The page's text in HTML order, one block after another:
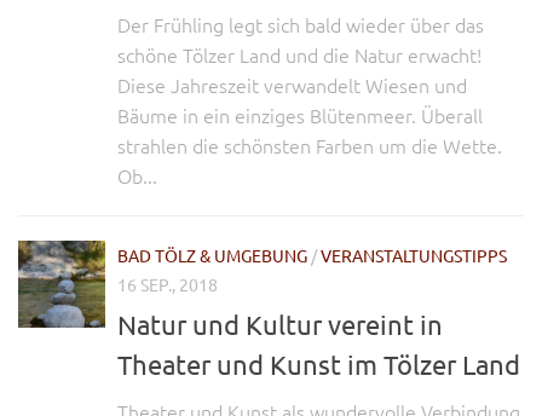
Der Frühling legt sich bald wieder über das
schöne Tölzer Land und die Natur erwacht!
Diese Jahreszeit verwandelt Wiesen und
Bäume in ein einziges Blütenmeer. Überall
strahlen die schönsten Farben um die Wette.
Ob...
BAD TÖLZ & UMGEBUNG /VERANSTALTUNGSTIPPS
16 SEP., 2018
Natur und Kultur vereint in
Theater und Kunst im Tölzer Land
Theater und Kunst als wundervolle Verbindung